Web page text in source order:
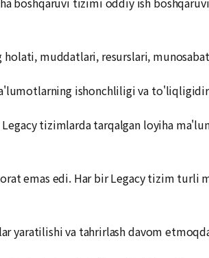
holati, muddatlari, resurslari,
ishonchliligi va
Legacy tizimlarda tarqalgan loyiha
emas edi. Har bir Legacy tizim turli
yaratilishi va tahrirlash davom